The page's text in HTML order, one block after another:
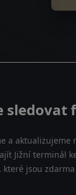
sledovat
a aktualizujeme
Jižní terminál
které jsou